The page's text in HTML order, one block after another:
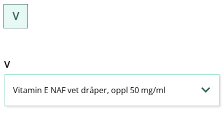
V
V
Vitamin E NAF vet dråper, oppl 50 mg/ml